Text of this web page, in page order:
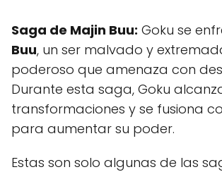
Saga de Majin Buu: Goku se
Buu, un ser malvado y
poderoso que amenaza con
Durante esta saga, Goku
transformaciones y se fusiona
para aumentar su poder.
Estas son solo algunas de las